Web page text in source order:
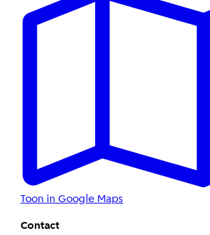
Toon in Google Maps
Contact